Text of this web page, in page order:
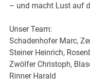
– und macht Lust auf
Unser Team:
Schadenhofer Marc,
Steiner Heinrich,
Zwölfer Christoph,
Rinner Harald